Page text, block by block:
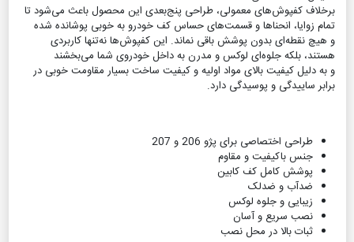
برخلاف کفپوش‌های معمولی، طراحی پنج‌بعدی این محصول باعث می‌شود تا
تمام زوایا، انحناها و قسمت‌های حساس کف خودرو به خوبی پوشانده شده
و هیچ نقطه‌ای بدون پوشش باقی نماند. این کفپوش‌ها نه‌تنها کاربردی
هستند، بلکه جلوه‌ای لوکس و مدرن به داخل خودروی شما می‌بخشند
و به دلیل کیفیت بالای مواد اولیه و کیفیت ساخت بسیار مقاومت خوبی در
برابر ساییدگی و پوسیدگی دارد.
طراحی اختصاصی برای پژو 206 و 207
جنس باکیفیت و مقاوم
پوشش کامل کف کابین
ضدآب و ضدلک
زیبایی و جلوه لوکس
نصب سریع و آسان
ثبات بالا در محل نصب